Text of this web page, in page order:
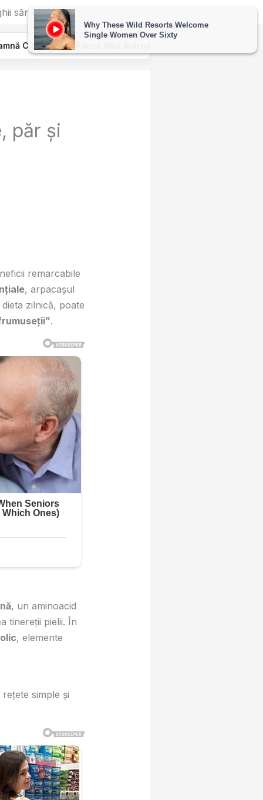
sănătoase
Albă Atârnată De Geamul Unei Mașini. Semnalul…
păr și
remarcabile
, arpacașul
zilnică, poate
.
, un aminoacid
tinereții pielii. În
, elemente
simple și